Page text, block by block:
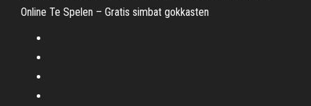
Online Te Spelen – Gratis simbat gokkasten